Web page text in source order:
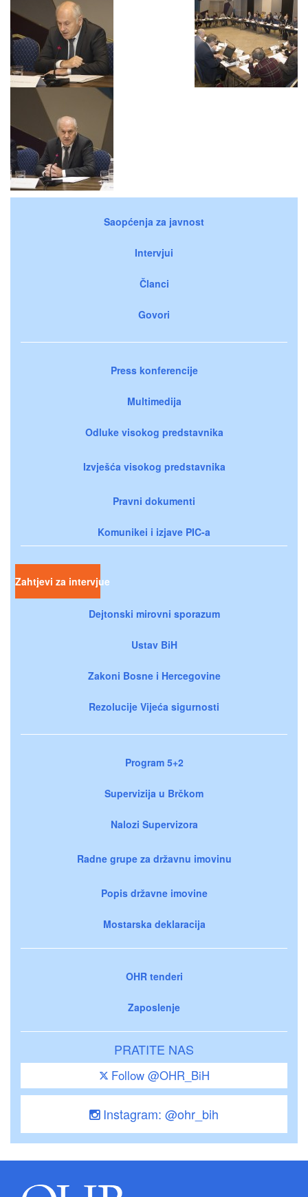
Saopćenja za javnost
Intervjui
Članci
Govori
Press konferencije
Multimedija
Odluke visokog predstavnika
Izvješća visokog predstavnika
Pravni dokumenti
Komunikei i izjave PIC-a
Zahtjevi za intervjue
Dejtonski mirovni sporazum
Ustav BiH
Zakoni Bosne i Hercegovine
Rezolucije Vijeća sigurnosti
Program 5+2
Supervizija u Brčkom
Nalozi Supervizora
Radne grupe za državnu imovinu
Popis državne imovine
Mostarska deklaracija
OHR tenderi
Zaposlenje
PRATITE NAS
Follow @OHR_BiH
Instagram: @ohr_bih